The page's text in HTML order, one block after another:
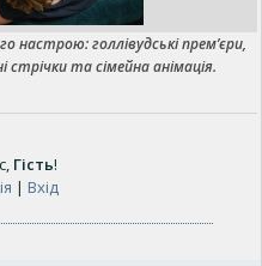
настрою: голлівудські прем’єри,
стрічки та сімейна анімація.
, Гість!
| Вхід